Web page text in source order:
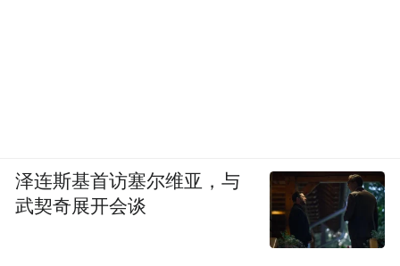
泽连斯基首访塞尔维亚，与
武契奇展开会谈